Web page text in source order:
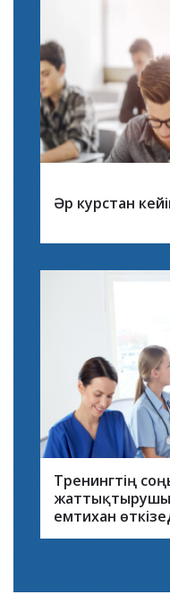
Әр курстан
Тренингтің
емтихан